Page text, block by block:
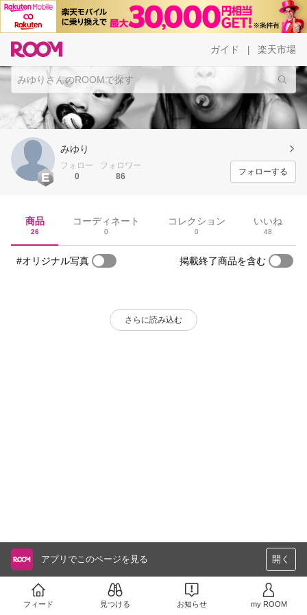
ガイド 楽天市場
みゆり
フォロー
0
フォロワー
86
フォローする
商品
26
コーディネート
0
コレクション
0
いいね
48
#オリジナル写真 掲載終了商品を含む
さらに読み込む
アプリでこのページを見る 開く
フィード 見つける お知らせ my ROOM